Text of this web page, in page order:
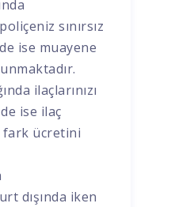
sınırsız
ise muayene
ilaçlarınızı
ise ilaç
fark ücretini
dışında iken